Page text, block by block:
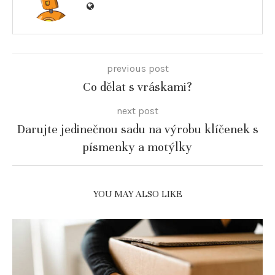
previous post
Co dělat s vráskami?
next post
Darujte jedinečnou sadu na výrobu klíčenek s
písmenky a motýlky
YOU MAY ALSO LIKE